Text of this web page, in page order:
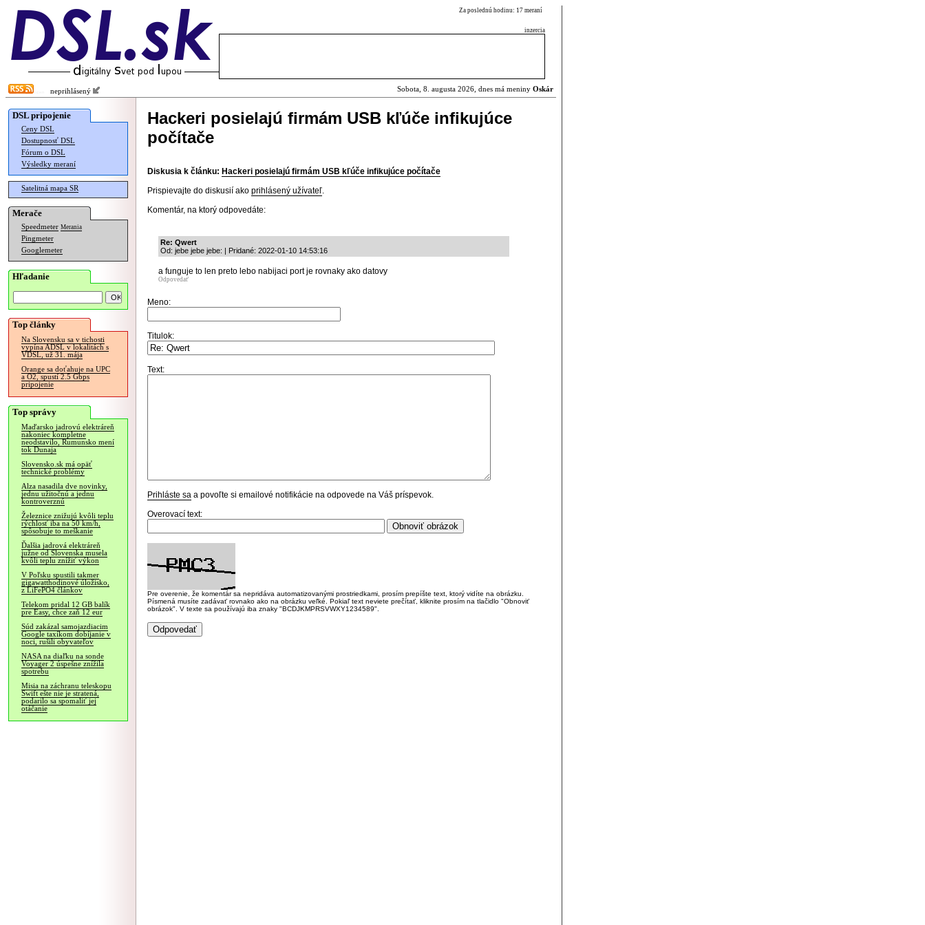
Za poslednú hodinu: 17 meraní
inzercia
neprihlásený Sobota, 8. augusta 2026, dnes má meniny Oskár
DSL pripojenie
Ceny DSL
Dostupnosť DSL
Fórum o DSL
Výsledky meraní
Satelitná mapa SR
Merače
Speedmeter Merania
Pingmeter
Googlemeter
Hľadanie
Top články
Na Slovensku sa v tichosti
vypína ADSL v lokalitách s
VDSL, už 31. mája
Orange sa doťahuje na UPC
a O2, spustí 2.5 Gbps
pripojenie
Top správy
Maďarsko jadrovú elektráreň
nakoniec kompletne
neodstavilo, Rumunsko mení
tok Dunaja
Slovensko.sk má opäť
technické problémy
Alza nasadila dve novinky,
jednu užitočnú a jednu
kontroverznú
Železnice znižujú kvôli teplu
rýchlosť iba na 50 km/h,
spôsobuje to meškanie
Ďalšia jadrová elektráreň
južne od Slovenska musela
kvôli teplu znížiť výkon
V Poľsku spustili takmer
gigawatthodinové úložisko,
z LiFePO4 článkov
Telekom pridal 12 GB balík
pre Easy, chce zaň 12 eur
Súd zakázal samojazdiacim
Google taxíkom dobíjanie v
noci, rušili obyvateľov
NASA na diaľku na sonde
Voyager 2 úspešne znížila
spotrebu
Misia na záchranu teleskopu
Swift ešte nie je stratená,
podarilo sa spomaliť jej
otáčanie
Hackeri posielajú firmám USB kľúče infikujúce
počítače
Diskusia k článku: Hackeri posielajú firmám USB kľúče infikujúce počítače
Prispievajte do diskusií ako prihlásený užívateľ.
Komentár, na ktorý odpovedáte:
Re: Qwert
Od: jebe jebe jebe: | Pridané: 2022-01-10 14:53:16
a funguje to len preto lebo nabijaci port je rovnaky ako datovy
Odpovedať
Meno:
Titulok:
Text:
Prihláste sa a povoľte si emailové notifikácie na odpovede na Váš príspevok.
Overovací text:
Pre overenie, že komentár sa nepridáva automatizovanými prostriedkami, prosím prepíšte text, ktorý vidíte na obrázku.
Písmená musíte zadávať rovnako ako na obrázku veľké. Pokiaľ text neviete prečítať, kliknite prosím na tlačidlo "Obnoviť
obrázok". V texte sa používajú iba znaky "BCDJKMPRSVWXY1234589".